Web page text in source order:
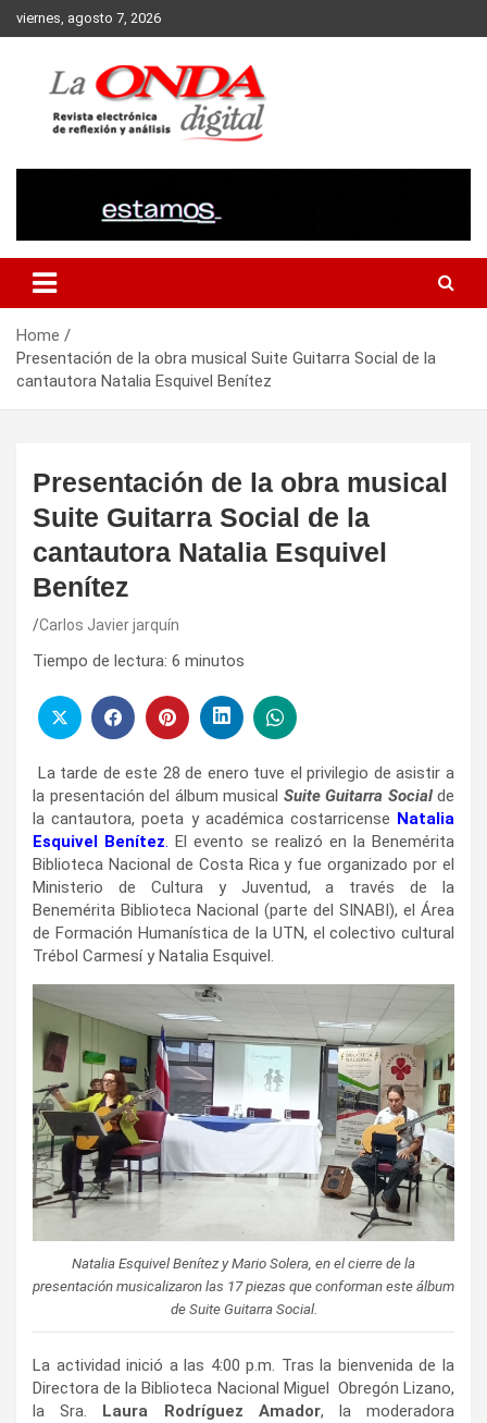
Skip
to
viernes, agosto 7, 2026
Home
Presentación de la obra musical Suite Guitarra Social de la
cantautora Natalia Esquivel Benítez
Presentación de la obra musical
Suite Guitarra Social de la
cantautora Natalia Esquivel
Benítez
Carlos Javier jarquín
Tiempo de lectura: 6 minutos
La tarde de este 28 de enero tuve el privilegio de asistir a
la presentación del álbum musical Suite Guitarra Socialde
la cantautora, poeta y académica costarricense Natalia
Esquivel Benítez. El evento se realizó en la Benemérita
Biblioteca Nacional de Costa Rica y fue organizado por el
Ministerio de Cultura y Juventud, a través de la
Benemérita Biblioteca Nacional (parte del SINABI), el Área
de Formación Humanística de la UTN, el colectivo cultural
Trébol Carmesí y Natalia Esquivel.
Natalia Esquivel Benítez y Mario Solera, en el cierre de la
presentación musicalizaron las 17 piezas que conforman este álbum
de Suite Guitarra Social.
La actividad inició a las 4:00 p.m. Tras la bienvenida de la
Directora de la Biblioteca Nacional Miguel Obregón Lizano,
la Sra. Laura Rodríguez Amador, la moderadora